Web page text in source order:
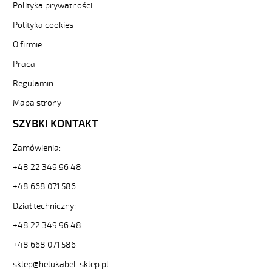
Kabel
elastyczny
żyły
kolorowe
Hekulabel
11109].
HELUKABEL
sklep.pl/upload/galleries/producers/small_
500
5G2,5
Kabel
elastyczny
żyły
kolorowe
11109
Polityka prywatności
Polityka cookies
O firmie
Praca
Regulamin
Mapa strony
SZYBKI KONTAKT
Zamówienia:
+48 22 349 96 48
+48 668 071 586
Dział techniczny:
+48 22 349 96 48
+48 668 071 586
sklep@helukabel-sklep.pl